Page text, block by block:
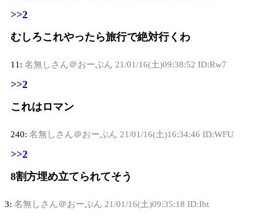
>>2
むしろこれやったら旅行で絶対行くわ
11: 名無しさん＠おーぷん 21/01/16(土)09:38:52 ID:Rw7
>>2
これはロマン
240: 名無しさん＠おーぷん 21/01/16(土)16:34:46 ID:WFU
>>2
8割方埋め立てられてそう
3: 名無しさん＠おーぷん 21/01/16(土)09:35:18 ID:Ibt